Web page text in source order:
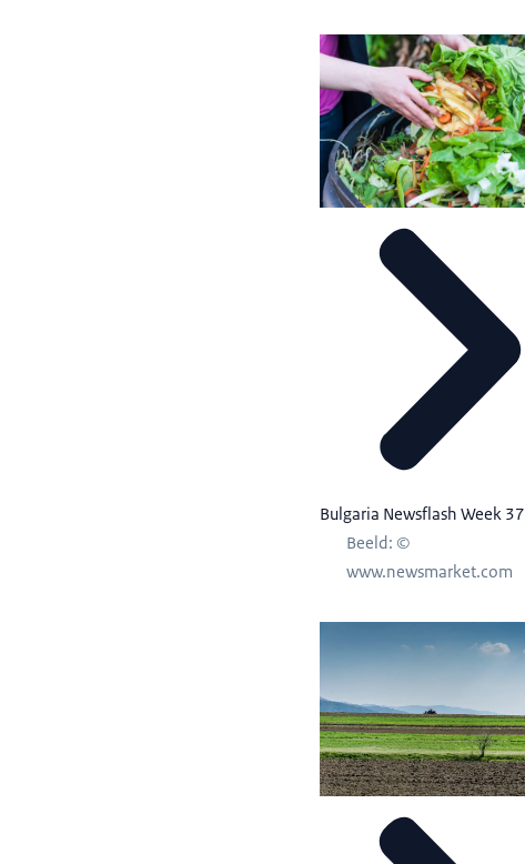
Bulgaria Newsflash Week 37
Beeld: ©
www.newsmarket.com